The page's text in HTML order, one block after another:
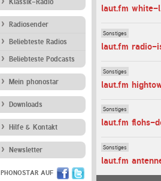
Klassik-Radio
Radiosender
Beliebteste Radios
Beliebteste Podcasts
Mein phonostar
Downloads
Hilfe & Kontakt
Newsletter
PHONOSTAR AUF
laut.fm white-
Sonstiges
laut.fm radio-
Sonstiges
laut.fm
Sonstiges
laut.fm flohs-
Sonstiges
laut.fm